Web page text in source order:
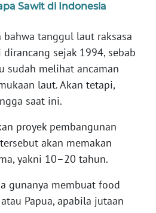
Sawit di Indonesia
bahwa tanggul laut raksasa
sejak 1994, sebab
sudah melihat ancaman
laut. Akan tetapi,
saat ini.
proyek pembangunan
akan memakan
yakni 10–20 tahun.
gunanya membuat food
Papua, apabila jutaan